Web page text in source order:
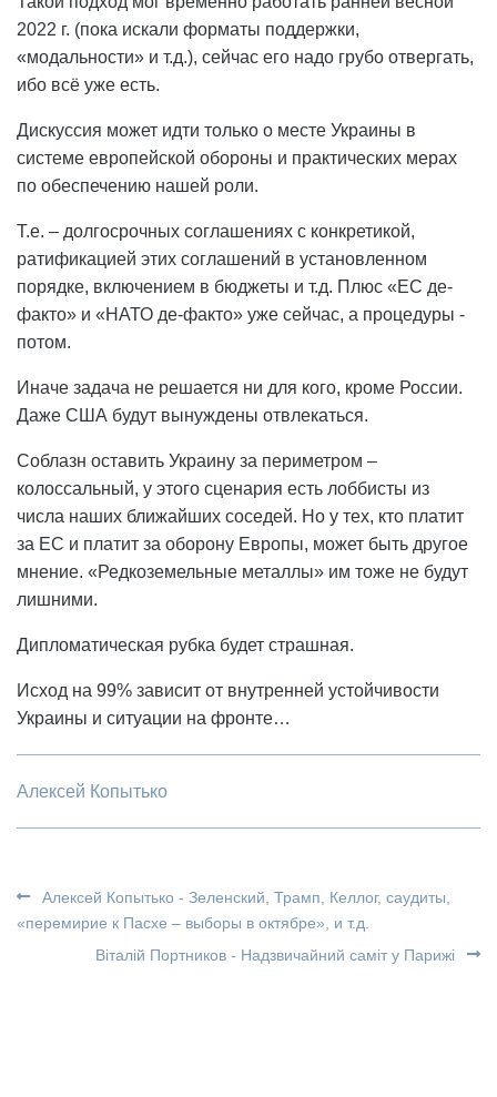
2022 г. (пока искали форматы поддержки,
«модальности» и т.д.), сейчас его надо грубо отвергать,
ибо всё уже есть.
Дискуссия может идти только о месте Украины в
системе европейской обороны и практических мерах
по обеспечению нашей роли.
Т.е. – долгосрочных соглашениях с конкретикой,
ратификацией этих соглашений в установленном
порядке, включением в бюджеты и т.д. Плюс «ЕС де-
факто» и «НАТО де-факто» уже сейчас, а процедуры -
потом.
Иначе задача не решается ни для кого, кроме России.
Даже США будут вынуждены отвлекаться.
Соблазн оставить Украину за периметром –
колоссальный, у этого сценария есть лоббисты из
числа наших ближайших соседей. Но у тех, кто платит
за ЕС и платит за оборону Европы, может быть другое
мнение. «Редкоземельные металлы» им тоже не будут
лишними.
Дипломатическая рубка будет страшная.
Исход на 99% зависит от внутренней устойчивости
Украины и ситуации на фронте…
Алексей Копытько
Алексей Копытько - Зеленский, Трамп, Келлог, саудиты,
«перемирие к Пасхе – выборы в октябре», и т.д.
Віталій Портников - Надзвичайний саміт у Парижі